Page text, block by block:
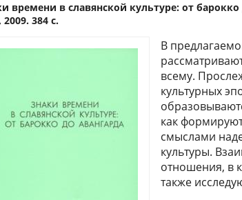
времени в славянской культуре: от
384 с.
В
всему.
культурных
как
смыслами
культуры.
отношения, в
также